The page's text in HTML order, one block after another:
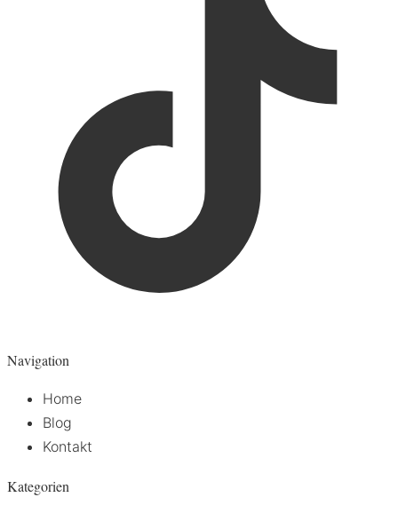
Navigation
Home
Blog
Kontakt
Kategorien